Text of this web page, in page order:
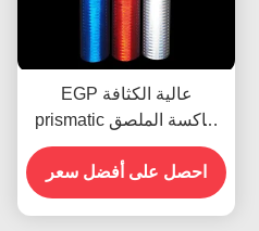
EGP عالية الكثافة
prismatic عاكسة الملصق
الفينيل الصفحة فيلم المواد
احصل على أفضل سعر